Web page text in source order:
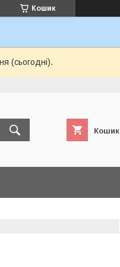
Кошик
(сьогодні).
Кошик